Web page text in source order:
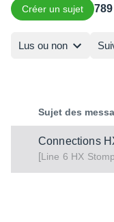
Créer un sujet 789
Lus ou non
Sujet des
Connections
[Line 6 HX